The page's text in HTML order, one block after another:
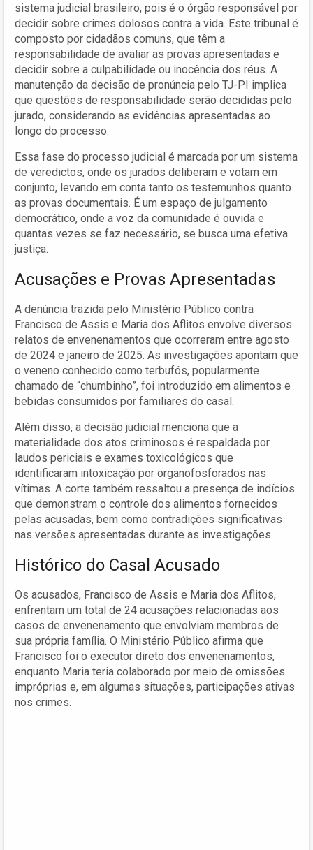
sistema judicial brasileiro, pois é o órgão responsável por
decidir sobre crimes dolosos contra a vida. Este tribunal é
composto por cidadãos comuns, que têm a
responsabilidade de avaliar as provas apresentadas e
decidir sobre a culpabilidade ou inocência dos réus. A
manutenção da decisão de pronúncia pelo TJ-PI implica
que questões de responsabilidade serão decididas pelo
jurado, considerando as evidências apresentadas ao
longo do processo.
Essa fase do processo judicial é marcada por um sistema
de veredictos, onde os jurados deliberam e votam em
conjunto, levando em conta tanto os testemunhos quanto
as provas documentais. É um espaço de julgamento
democrático, onde a voz da comunidade é ouvida e
quantas vezes se faz necessário, se busca uma efetiva
justiça.
Acusações e Provas Apresentadas
A denúncia trazida pelo Ministério Público contra
Francisco de Assis e Maria dos Aflitos envolve diversos
relatos de envenenamentos que ocorreram entre agosto
de 2024 e janeiro de 2025. As investigações apontam que
o veneno conhecido como terbufós, popularmente
chamado de “chumbinho”, foi introduzido em alimentos e
bebidas consumidos por familiares do casal.
Além disso, a decisão judicial menciona que a
materialidade dos atos criminosos é respaldada por
laudos periciais e exames toxicológicos que
identificaram intoxicação por organofosforados nas
vítimas. A corte também ressaltou a presença de indícios
que demonstram o controle dos alimentos fornecidos
pelas acusadas, bem como contradições significativas
nas versões apresentadas durante as investigações.
Histórico do Casal Acusado
Os acusados, Francisco de Assis e Maria dos Aflitos,
enfrentam um total de 24 acusações relacionadas aos
casos de envenenamento que envolviam membros de
sua própria família. O Ministério Público afirma que
Francisco foi o executor direto dos envenenamentos,
enquanto Maria teria colaborado por meio de omissões
impróprias e, em algumas situações, participações ativas
nos crimes.